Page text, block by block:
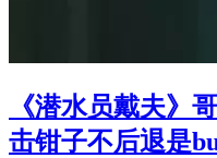
《潜水员戴夫》
击钳子不后退是